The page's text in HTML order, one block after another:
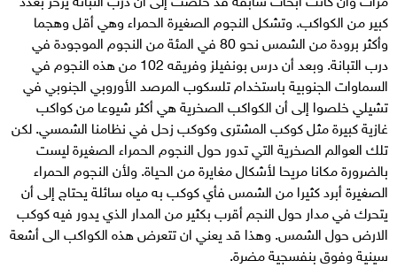
كبير من الكواكب. وتشكل النجوم الصغيرة الحمراء وهي أقل وهجما
وأكثر برودة من الشمس نحو 80 في المئة من النجوم الموجودة في
درب التبانة. وبعد أن درس بونفيلز وفريقه 102 من هذه النجوم في
السماوات الجنوبية باستخدام تلسكوب المرصد الأوروبي الجنوبي في
تشيلي خلصوا إلى أن الكواكب الصخرية هي أكثر شيوعا من كواكب
غازية كبيرة مثل كوكب المشترى وكوكب زحل في نظامنا الشمسي. لكن
تلك العوالم الصخرية التي تدور حول النجوم الحمراء الصغيرة ليست
بالضرورة مكانا مريحا لأشكال مغايرة من الحياة. ولأن النجوم الحمراء
الصغيرة أبرد كثيرا من الشمس فأي كوكب به مياه سائلة يحتاج إلى أن
يتحرك في مدار حول النجم أقرب بكثير من المدار الذي يدور فيه كوكب
الارض حول الشمس. وهذا قد يعني ان تتعرض هذه الكواكب الى أشعة
سينية وفوق بنفسجية مضرة.